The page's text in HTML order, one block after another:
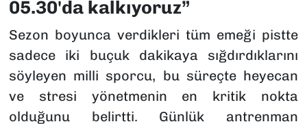
05.30'da kalkıyoruz”
Sezon boyunca verdikleri tüm emeği pistte
sadece iki buçuk dakikaya sığdırdıklarını
söyleyen milli sporcu, bu süreçte heyecan
ve stresi yönetmenin en kritik nokta
olduğunu belirtti. Günlük antrenman